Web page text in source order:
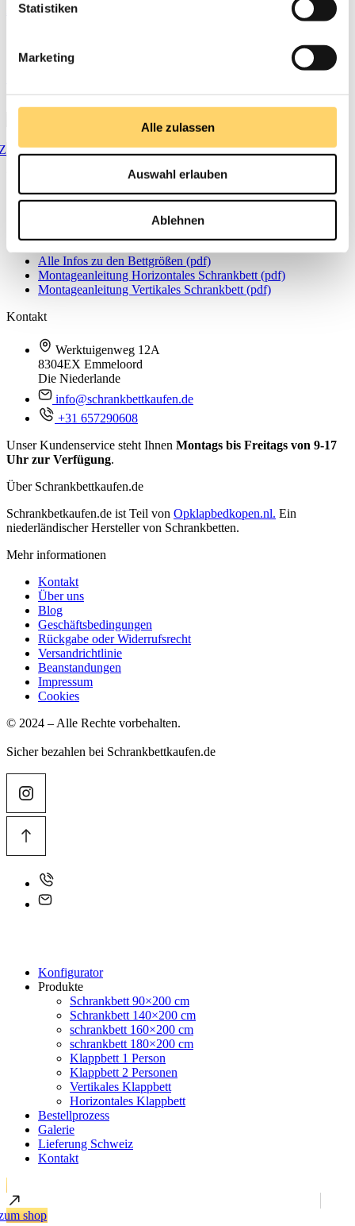
Statistiken
Marketing
Alle zulassen
Auswahl erlauben
Ablehnen
20+ Bewertungen
Shop
Unsere Schrankbettmodelle
Schrankbett 90x200 cm
Schrankbett 140x200 cm
Alle Infos zu den Bettgrößen (pdf)
Montageanleitung Horizontales Schrankbett (pdf)
Montageanleitung Vertikales Schrankbett (pdf)
Kontakt
Werktuigenweg 12A
8304EX Emmeloord
Die Niederlande
info@schrankbettkaufen.de
+31 657290608
Unser Kundenservice steht Ihnen Montags bis Freitags von 9-17
Uhr zur Verfügung.
Über Schrankbettkaufen.de
Schrankbetkaufen.de ist Teil von Opklapbedkopen.nl. Ein
niederländischer Hersteller von Schrankbetten.
Mehr informationen
Kontakt
Über uns
Blog
Geschäftsbedingungen
Rückgabe oder Widerrufsrecht
Versandrichtlinie
Beanstandungen
Impressum
Cookies
© 2024 – Alle Rechte vorbehalten.
Sicher bezahlen bei Schrankbettkaufen.de
Konfigurator
Produkte
Schrankbett 90×200 cm
Schrankbett 140×200 cm
schrankbett 160×200 cm
schrankbett 180×200 cm
Klappbett 1 Person
Klappbett 2 Personen
Vertikales Klappbett
Horizontales Klappbett
Bestellprozess
Galerie
Lieferung Schweiz
Kontakt
shop